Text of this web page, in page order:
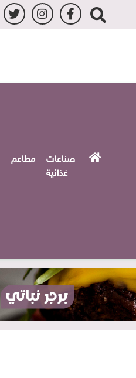
صناعات
غذائية
مطاعم